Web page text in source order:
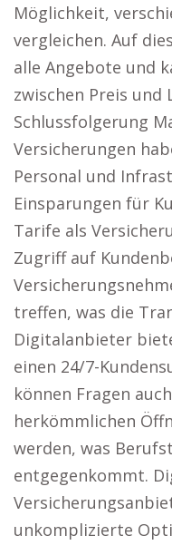
Möglichkeit,
vergleichen. Auf
alle Angebote und
zwischen Preis und
Schlussfolgerung
Versicherungen
Personal und
Einsparungen für
Tarife als
Zugriff auf
treffen, was die
Digitalanbieter
einen 24/7-
können Fragen
herkömmlichen
werden, was
entgegenkommt.
unkomplizierte